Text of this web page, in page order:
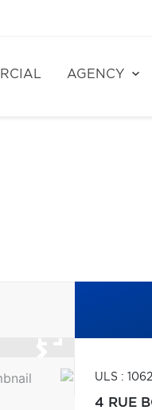
AGENCY
ULS :
4 RUE